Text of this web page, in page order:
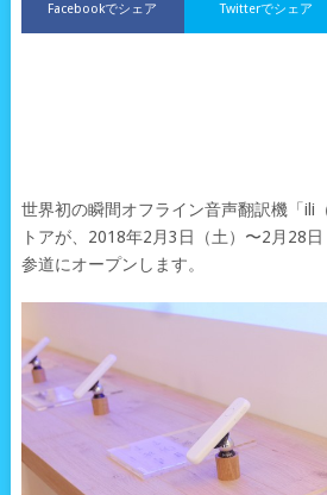
Facebookでシェア Twitterでシェア
世界初の瞬間オフライン音声翻訳機「ili
トアが、2018年2月3日（土）〜2月28
参道にオープンします。